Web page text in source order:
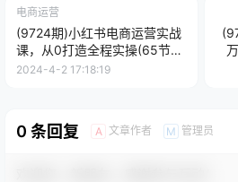
电商运营
(9724期)小红书电商运营实战
课，从0打造全程实操(65节视
频课)
2024-4-2 17:18:19
0 条回复 A 文章作者 M 管理员